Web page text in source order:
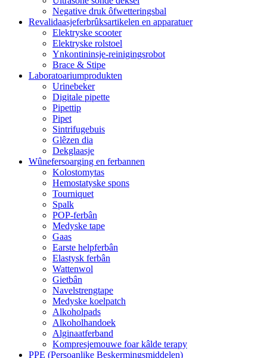
Negative druk ôfwetteringsbal
Revalidaasjeferbrûksartikelen en apparatuer
Elektryske scooter
Elektryske rolstoel
Ynkontininsje-reinigingsrobot
Brace & Stipe
Laboratoariumprodukten
Urinebeker
Digitale pipette
Pipettip
Pipet
Sintrifugebuis
Glêzen dia
Dekglaasje
Wûnefersoarging en ferbannen
Kolostomytas
Hemostatyske spons
Tourniquet
Spalk
POP-ferbân
Medyske tape
Gaas
Earste helpferbân
Elastysk ferbân
Wattenwol
Gietbân
Navelstrengtape
Medyske koelpatch
Alkoholpads
Alkoholhandoek
Alginaatferband
Kompresjemouwe foar kâlde terapy
PPE (Persoanlike Beskermingsmiddelen)